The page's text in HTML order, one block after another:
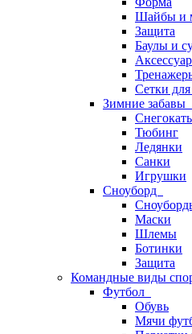
Шайбы и
Защита
Баулы и
Сетки
Зимние забавы
Тюбинг
Ледянки
Санки
Игрушки
Сноуборд
Маски
Шлемы
Ботинки
Защита
Командные виды
Футбол
Обувь
Мячи